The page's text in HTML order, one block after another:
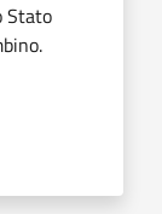
Stato